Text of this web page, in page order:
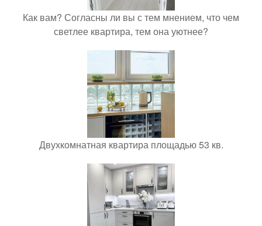
Как вам? Согласны ли вы с тем мнением, что чем
светлее квартира, тем она уютнее?
Двухкомнатная квартира площадью 53 кв.